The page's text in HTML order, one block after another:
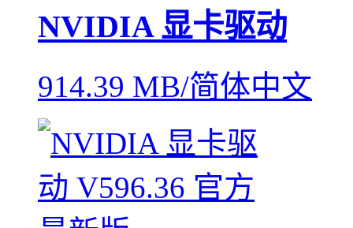
NVIDIA 显卡驱动
914.39 MB/简体中文